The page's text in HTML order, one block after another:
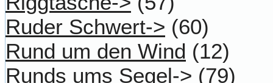
Ruder Schwert-> (60)
Rund um den Wind (12)
Runds ums Segel-> (79)